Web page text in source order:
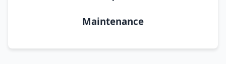
Maintenance